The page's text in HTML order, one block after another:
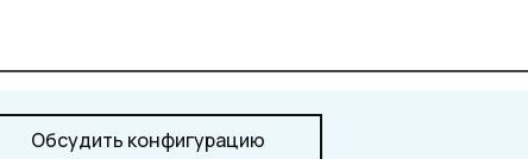
Обсудить конфигурацию